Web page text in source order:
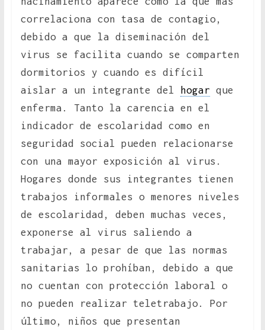
correlaciona con tasa de contagio,
debido a que la diseminación del
virus se facilita cuando se comparten
dormitorios y cuando es difícil
aislar a un integrante del
hogar que
enferma. Tanto la carencia en el
indicador de escolaridad como en
seguridad social pueden relacionarse
con una mayor exposición al virus.
Hogares donde sus integrantes tienen
trabajos informales o menores niveles
de escolaridad, deben muchas veces,
exponerse al virus saliendo a
trabajar, a pesar de que las normas
sanitarias lo prohíban, debido a que
no cuentan con protección laboral o
no pueden realizar teletrabajo. Por
último, niños que presentan